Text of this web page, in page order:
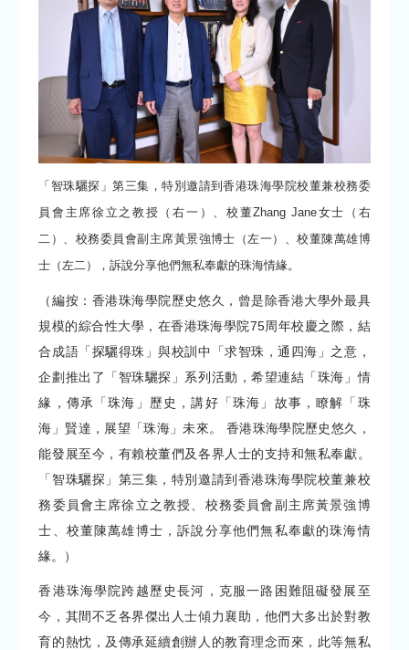
「智珠驪探」第三集，特別邀請到香港珠海學院校董兼校務委
員會主席徐立之教授（右一）、校董Zhang Jane女士（右
二）、校務委員會副主席黃景強博士（左一）、校董陳萬雄博
士（左二），訴說分享他們無私奉獻的珠海情緣。
（編按：香港珠海學院歷史悠久，曾是除香港大學外最具
規模的綜合性大學，在香港珠海學院75周年校慶之際，結
合成語「探驪得珠」與校訓中「求智珠，通四海」之意，
企劃推出了「智珠驪探」系列活動，希望連結「珠海」情
緣，傳承「珠海」歷史，講好「珠海」故事，瞭解「珠
海」賢達，展望「珠海」未來。 香港珠海學院歷史悠久，
能發展至今，有賴校董們及各界人士的支持和無私奉獻。
「智珠驪探」第三集，特別邀請到香港珠海學院校董兼校
務委員會主席徐立之教授、校務委員會副主席黃景強博
士、校董陳萬雄博士，訴說分享他們無私奉獻的珠海情
緣。）
香港珠海學院跨越歷史長河，克服一路困難阻礙發展至
今，其間不乏各界傑出人士傾力襄助，他們大多出於對教
育的熱忱，及傳承延續創辦人的教育理念而來，此等無私